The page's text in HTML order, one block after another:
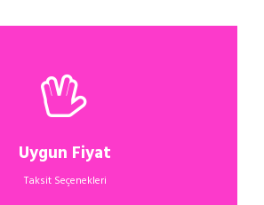
Uygun Fiyat
Taksit Seçenekleri